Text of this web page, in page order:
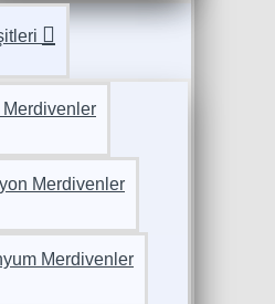
Merdivenler
Merdivenler